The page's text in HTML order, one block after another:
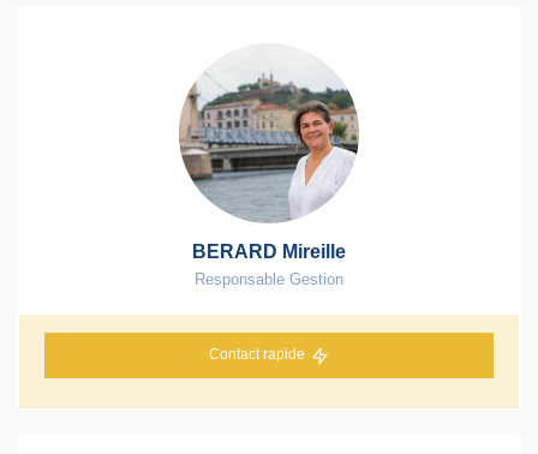
BERARD Mireille
Responsable Gestion
Contact rapide